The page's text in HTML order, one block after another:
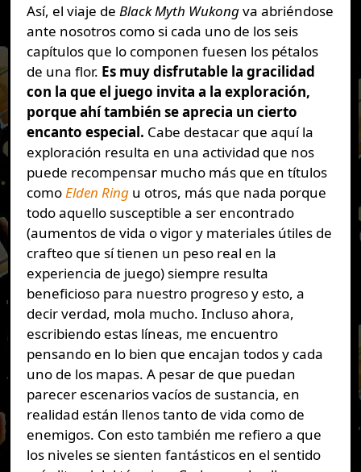
Así, el viaje de Black Myth Wukongva abriéndose
ante nosotros como si cada uno de los seis
capítulos que lo componen fuesen los pétalos
de una flor. Es muy disfrutable la gracilidad
con la que el juego invita a la exploración,
porque ahí también se aprecia un cierto
encanto especial. Cabe destacar que aquí la
exploración resulta en una actividad que nos
puede recompensar mucho más que en títulos
como Elden Ring u otros, más que nada porque
todo aquello susceptible a ser encontrado
(aumentos de vida o vigor y materiales útiles de
crafteo que sí tienen un peso real en la
experiencia de juego) siempre resulta
beneficioso para nuestro progreso y esto, a
decir verdad, mola mucho. Incluso ahora,
escribiendo estas líneas, me encuentro
pensando en lo bien que encajan todos y cada
uno de los mapas. A pesar de que puedan
parecer escenarios vacíos de sustancia, en
realidad están llenos tanto de vida como de
enemigos. Con esto también me refiero a que
los niveles se sienten fantásticos en el sentido